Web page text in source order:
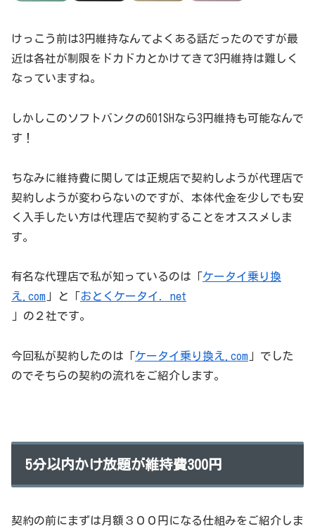
けっこう前は3円維持なんてよくある話だったのですが最
近は各社が制限をドカドカとかけてきて3円維持は難しく
なっていますね。
しかしこのソフトバンクの601SHなら3円維持も可能なんで
す！
ちなみに維持費に関しては正規店で契約しようが代理店で
契約しようが変わらないのですが、本体代金を少しでも安
く入手したい方は代理店で契約することをオススメしま
す。
有名な代理店で私が知っているのは「ケータイ乗り換
え.com 」と「おとくケータイ．net
」の２社です。
今回私が契約したのは「ケータイ乗り換え.com 」でした
のでそちらの契約の流れをご紹介します。
5分以内かけ放題が維持費300円
契約の前にまずは月額３００円になる仕組みをご紹介しま